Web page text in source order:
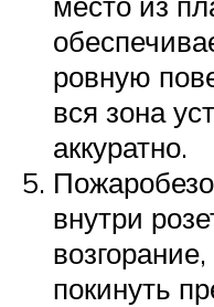
ровную
вся зона
аккуратно.
внутри
покинуть